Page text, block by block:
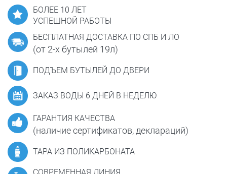
БОЛЕЕ 10 ЛЕТ
УСПЕШНОЙ РАБОТЫ
БЕСПЛАТНАЯ ДОСТАВКА ПО СПБ И ЛО
(от 2-х бутылей 19л)
ПОДЪЕМ БУТЫЛЕЙ ДО ДВЕРИ
ЗАКАЗ ВОДЫ 6 ДНЕЙ В НЕДЕЛЮ
ГАРАНТИЯ КАЧЕСТВА
(наличие сертификатов, деклараций)
ТАРА ИЗ ПОЛИКАРБОНАТА